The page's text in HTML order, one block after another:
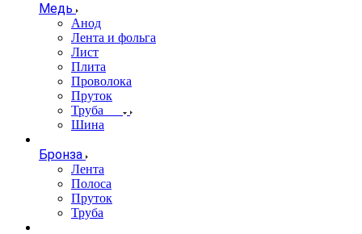
Медь
Анод
Лента и фольга
Лист
Плита
Проволока
Пруток
Труба
Шина
Бронза
Лента
Полоса
Пруток
Труба